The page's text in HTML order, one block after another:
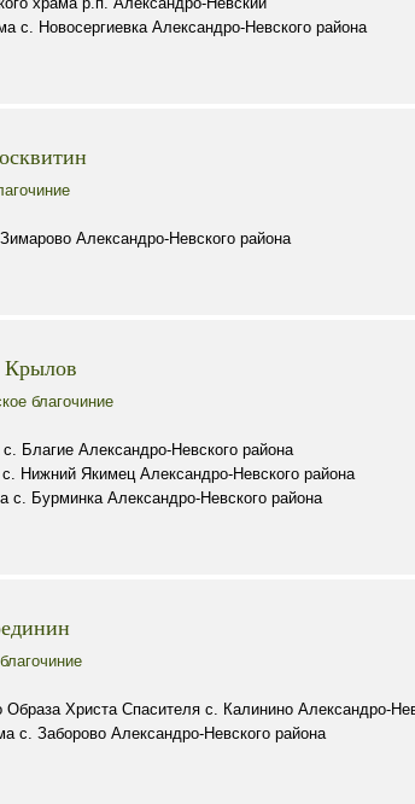
с. Новосергиевка Александро-Невского района
Александро-Невского района
благочиние
Благие Александро-Невского района
с. Нижний Якимец Александро-Невского района
с. Бурминка Александро-Невского района
Образа Христа Спасителя с. Калинино Александро-
с. Заборово Александро-Невского района